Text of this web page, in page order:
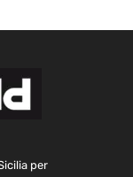
per